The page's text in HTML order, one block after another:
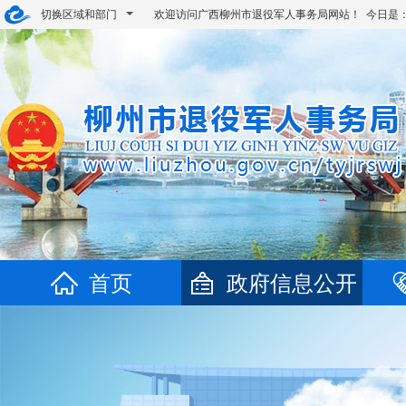
切换区域和部门 欢迎访问广西柳州市退役军人事务局网站！ 今日是
首页 政府信息公开